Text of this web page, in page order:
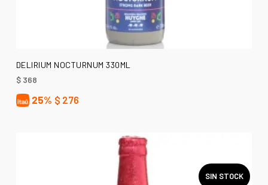
AÑADIR AL CARRITO
DELIRIUM NOCTURNUM 330ML
$368
25% $ 276
SIN STOCK